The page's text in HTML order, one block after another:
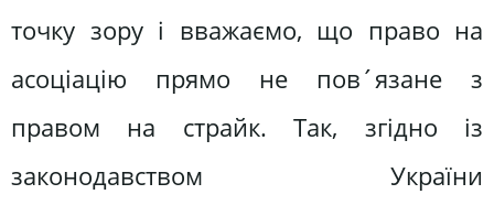
точку зору і вважаємо, що право на
асоціацію прямо не пов´язане з
правом на страйк. Так, згідно із
законодавством України